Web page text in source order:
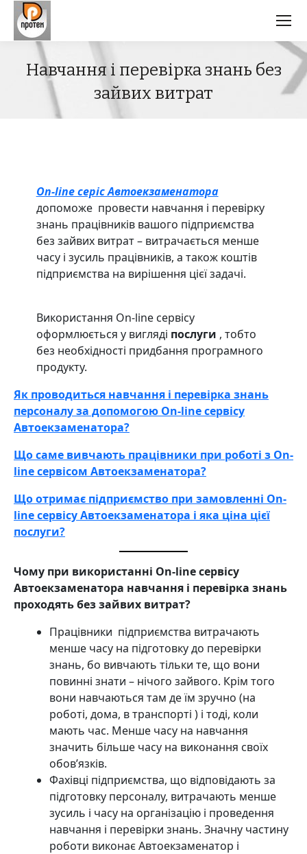
Навчання і перевірка знань без
зайвих витрат
On-line серіс Автоекзаменатора
допоможе провести навчання і перевірку
знань працівників вашого підприємства
без зайвих витрат – витрачається менше
часу і зусиль працівників, а також коштів
підприємства на вирішення цієї задачі.
Використання On-line сервісу
оформлюється у вигляді послуги , тобто
без необхідності придбання програмного
продукту.
Як проводиться навчання і перевірка знань
персоналу за допомогою On-line сервісу
Автоекзаменатора?
Що саме вивчають працівники при роботі з On-
line сервісом Автоекзаменатора?
Що отримає підприємство при замовленні On-
line сервісу Автоекзаменатора і яка ціна цієї
послуги?
Чому при використанні On-line сервісу
Автоекзаменатора навчання і перевірка знань
проходять без зайвих витрат?
Працівники підприємства витрачають
менше часу на підготовку до перевірки
знань, бо вивчають тільки те, що вони
повинні знати – нічого зайвого. Крім того
вони навчаються там де їм зручно (на
роботі, дома, в транспорті ) і тоді, коли
мають час. Менше часу на навчання
значить більше часу на виконання своїх
обов’язків.
Фахівці підприємства, що відповідають за
підготовку персоналу, витрачають менше
зусиль і часу на організацію і проведення
навчання і перевірки знань. Значну частину
роботи виконає Автоекзаменатор і